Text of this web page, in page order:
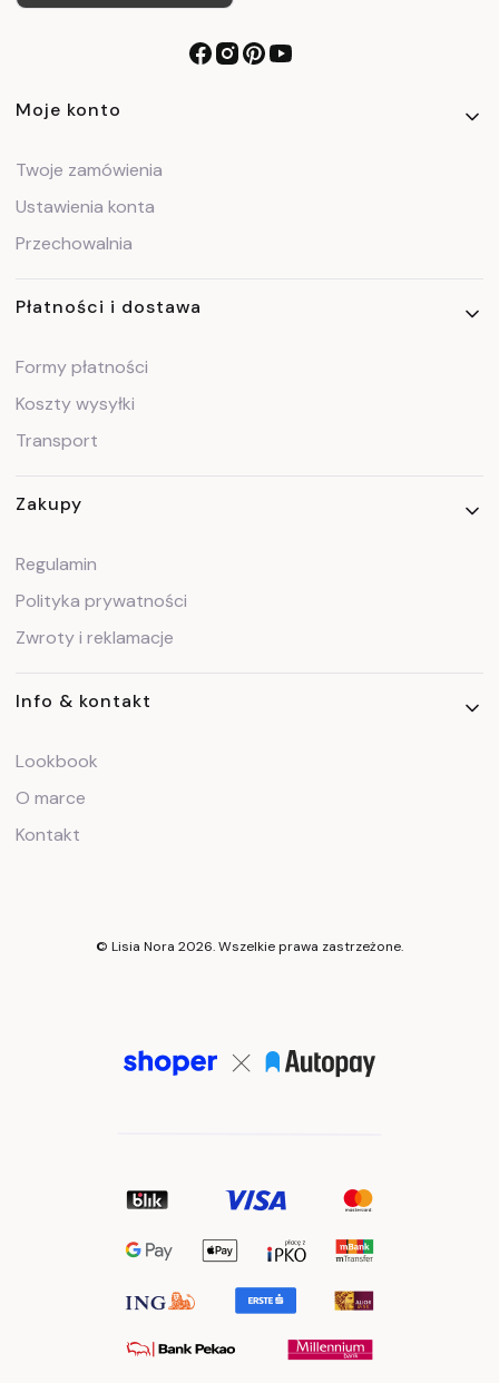
Linki w stopce
Moje konto
Twoje zamówienia
Ustawienia konta
Przechowalnia
Płatności i dostawa
Formy płatności
Koszty wysyłki
Transport
Zakupy
Regulamin
Polityka prywatności
Zwroty i reklamacje
Info & kontakt
Lookbook
O marce
Kontakt
© Lisia Nora 2026. Wszelkie prawa zastrzeżone.